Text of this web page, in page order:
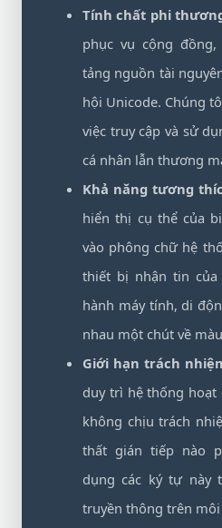
Tính chất phi
phục vụ cộng
tảng nguồn tài
hội Unicode. Chúng
việc truy cập và sử
cá nhân lẫn thương
Khả năng tương
hiển thị cụ thể của
vào phông chữ hệ
thiết bị nhận tin
hành máy tính, di
nhau một chút về
Giới hạn trách
duy trì hệ thống
không chịu trách
thất gián tiếp nào
dụng các ký tự này
truyền thông trên